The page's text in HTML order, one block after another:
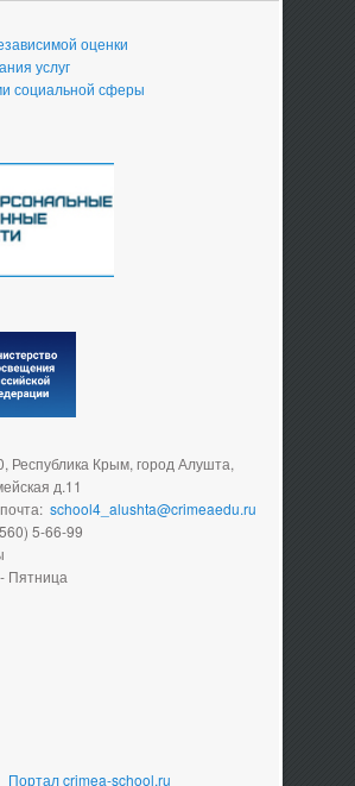
оценки
услуг
социальной сферы
Республика Крым, город Алушта,
д.11
почта:school4_alushta@crimeaedu.ru
5-66-99
Пятница
Портал crimea-school.ru